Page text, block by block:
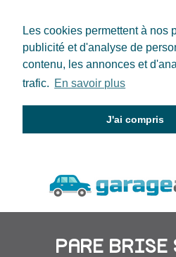
Les cookies permettent à nos
publicité et d'analyse de
contenu, les annonces et
trafic. En savoir plus
J'ai compris
PARE